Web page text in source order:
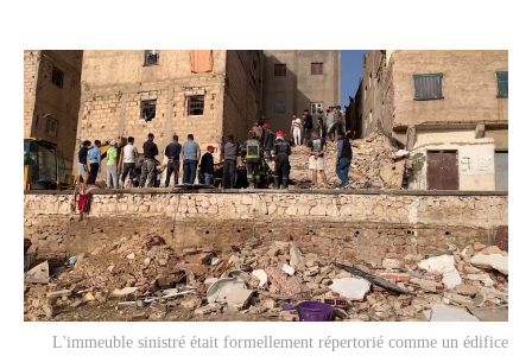
L'immeuble sinistré était formellement répertorié comme un édifice